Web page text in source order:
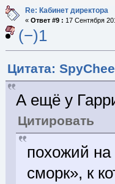
Re: Кабинет директора
« Ответ #9 : 17 Сентября
(−)1
Цитата:
А ещё у
Цитировать
похожий
сморк», к